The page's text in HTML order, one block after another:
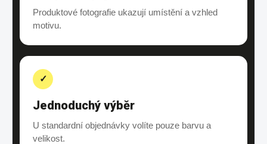
Produktové fotografie ukazují umístění a vzhled
motivu.
✓
Jednoduchý výběr
U standardní objednávky volíte pouze barvu a
velikost.